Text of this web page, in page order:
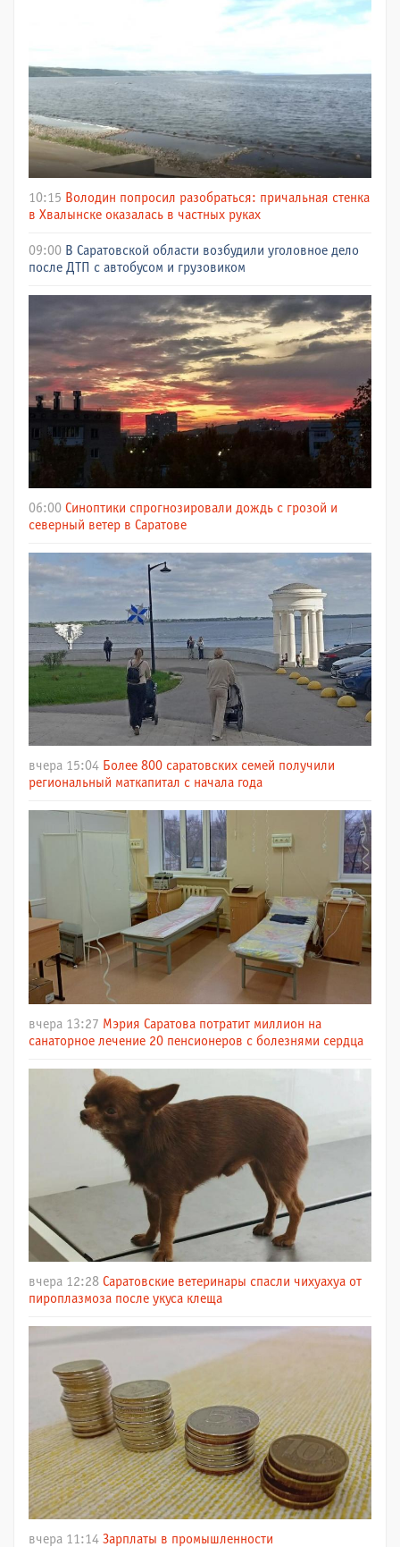
10:15 Володин попросил разобраться: причальная стенка
в Хвалынске оказалась в частных руках
09:00 В Саратовской области возбудили уголовное дело
после ДТП с автобусом и грузовиком
06:00 Синоптики спрогнозировали дождь с грозой и
северный ветер в Саратове
вчера 15:04 Более 800 саратовских семей получили
региональный маткапитал с начала года
вчера 13:27 Мэрия Саратова потратит миллион на
санаторное лечение 20 пенсионеров с болезнями сердца
вчера 12:28 Саратовские ветеринары спасли чихуахуа от
пироплазмоза после укуса клеща
вчера 11:14 Зарплаты в промышленности